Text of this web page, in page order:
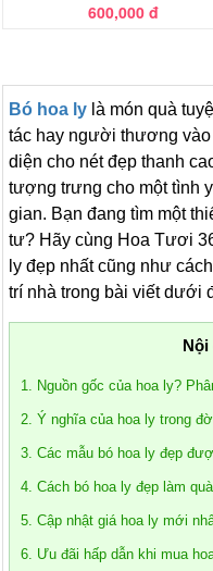
600,000 đ
Bó hoa ly là món quà
tác hay người thương
diện cho nét đẹp thanh
tượng trưng cho một tình
gian. Bạn đang tìm một
tư? Hãy cùng Hoa Tươi
ly đẹp nhất cũng như
trí nhà trong bài viết dưới
Nội
1. Nguồn gốc của hoa ly?
2. Ý nghĩa của hoa ly trong
3. Các mẫu bó hoa ly đẹp
4. Cách bó hoa ly đẹp làm
5. Cập nhật giá hoa ly mới
6. Ưu đãi hấp dẫn khi mua